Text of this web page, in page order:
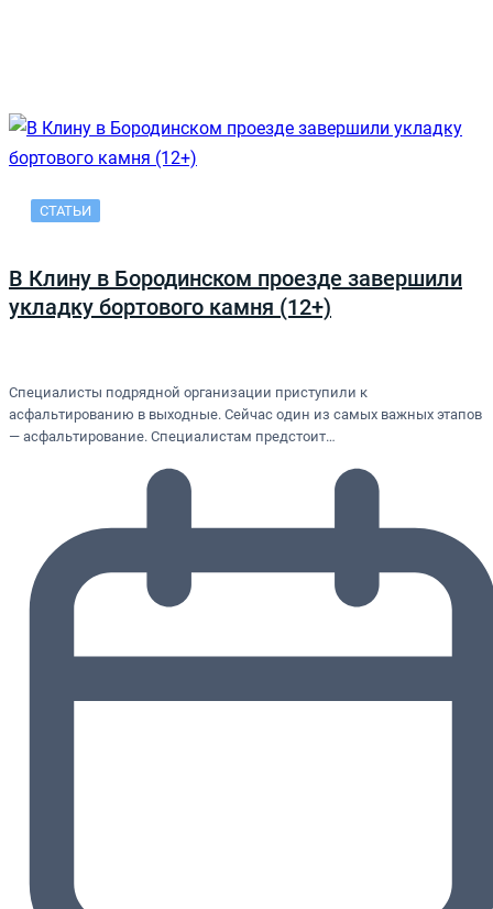
СТАТЬИ
В Клину в Бородинском проезде завершили
укладку бортового камня (12+)
Специалисты подрядной организации приступили к
асфальтированию в выходные. Сейчас один из самых важных этапов
— асфальтирование. Специалистам предстоит…